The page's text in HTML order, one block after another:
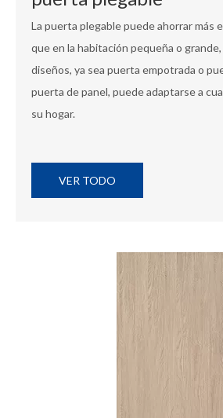
La puerta plegable puede ahorrar más
que en la habitación pequeña o
diseños, ya sea puerta empotrada o
puerta de panel, puede adaptarse a
su hogar.
VER TODO